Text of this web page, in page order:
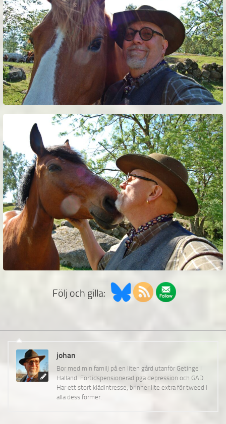
Följ och gilla:
johan
Bor med min familj på en liten gård utanför Getinge i
Halland. Förtidspensionerad pga depression och GAD.
Har ett stort klädintresse, brinner lite extra för tweed i
alla dess former.